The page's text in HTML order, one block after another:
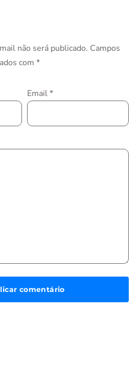
não será publicado. Campos
com *
Email*